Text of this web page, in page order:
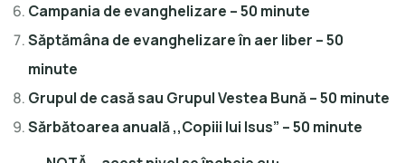
Campania de evanghelizare – 50 minute
Săptămâna de evanghelizare în aer liber – 50
minute
Grupul de casă sau Grupul Vestea Bună – 50 minute
Sărbătoarea anuală ,,Copiii lui Isus” – 50 minute